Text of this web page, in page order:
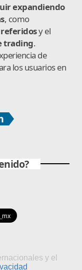
expandiendo
, como
y el
trading.
de
los usuarios en
y el